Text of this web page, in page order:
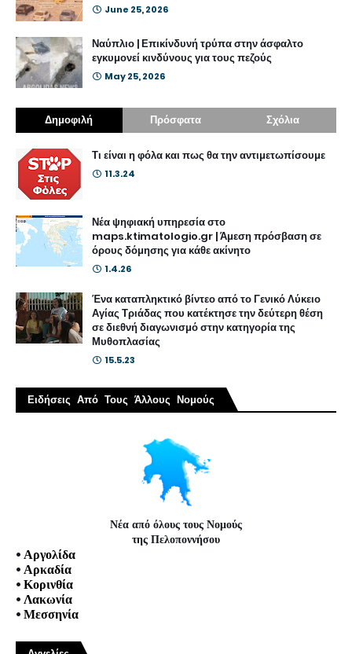
June 25, 2026
Ναύπλιο | Επικίνδυνή τρύπα στην άσφαλτο
εγκυμονεί κινδύνους για τους πεζούς
May 25, 2026
Δημοφιλή Πρόσφατα Σχόλια
Τι είναι η φόλα και πως θα την αντιμετωπίσουμε
11.3.24
Νέα ψηφιακή υπηρεσία στο
maps.ktimatologio.gr | Άμεση πρόσβαση σε
όρους δόμησης για κάθε ακίνητο
1.4.26
Ένα καταπληκτικό βίντεο από το Γενικό Λύκειο
Αγίας Τριάδας που κατέκτησε την δεύτερη θέση
σε διεθνή διαγωνισμό στην κατηγορία της
Μυθοπλασίας
15.5.23
Ειδήσεις Από Τους Άλλους Νομούς
Νέα από όλους τους Νομούς
της Πελοποννήσου
• Αργολίδα
• Αρκαδία
• Κορινθία
• Λακωνία
• Μεσσηνία